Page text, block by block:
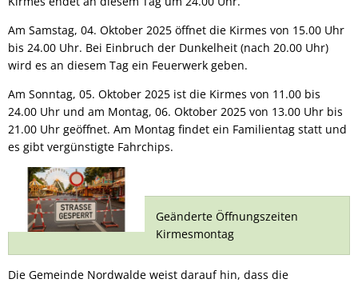
Am Samstag, 04. Oktober 2025 öffnet die Kirmes von 15.00 Uhr
bis 24.00 Uhr. Bei Einbruch der Dunkelheit (nach 20.00 Uhr)
wird es an diesem Tag ein Feuerwerk geben.
Am Sonntag, 05. Oktober 2025 ist die Kirmes von 11.00 bis
24.00 Uhr und am Montag, 06. Oktober 2025 von 13.00 Uhr bis
21.00 Uhr geöffnet. Am Montag findet ein Familientag statt und
es gibt vergünstigte Fahrchips.
Geänderte Öffnungszeiten
Kirmesmontag
Die Gemeinde Nordwalde weist darauf hin, dass die